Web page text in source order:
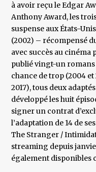
à avoir reçu le Edgar
Anthony Award, les
suspense aux États-
(2002) – récompensé
avec succès au cinéma
publié vingt-un romans
chance de trop (2004
2017), tous deux
développé les huit
signer un contrat
l’adaptation de 14 de
The Stranger /
streaming depuis
également disponibles